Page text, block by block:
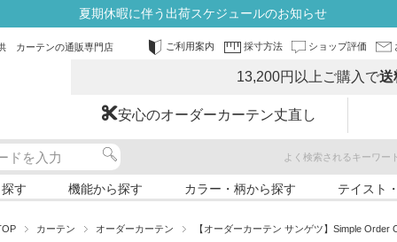
夏期休暇に伴う出荷スケジュールのお知らせ
カーテンの通販専門店 ご利用案内 採寸方法 ショップ評価
13,200円以上ご購入で送
安心のオーダーカーテン丈直し
よく検索されるキーワー
す 機能から探す カラー・柄から探す テイスト
カーテン オーダーカーテン 【オーダーカーテン サンゲツ】Simple Order